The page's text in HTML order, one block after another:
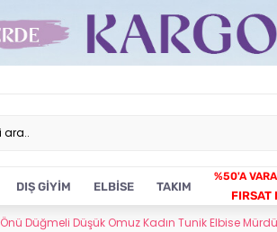
DIŞ GİYİM ELBİSE TAKIM
FIRSAT
Önü Düğmeli Düşük Omuz Kadın Tunik Elbise